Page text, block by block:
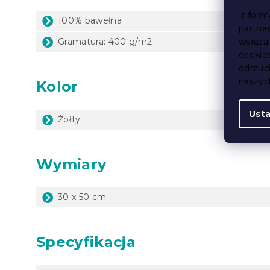
100% bawełna
Gramatura: 400 g/m2
Kolor
Żółty
Wymiary
30 x 50 cm
Specyfikacja